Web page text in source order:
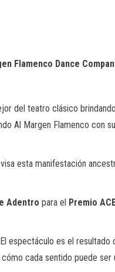
Flamenco Dance
del teatro clásico
Al Margen Flamenco con
esta manifestación
Adentro para el Premio
espectáculo es el resultado
cada sentido puede ser